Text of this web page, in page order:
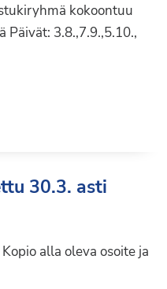
kokoontuu
Päivät: 3.8.,7.9.,5.10.,
30.3. asti
alla oleva osoite ja